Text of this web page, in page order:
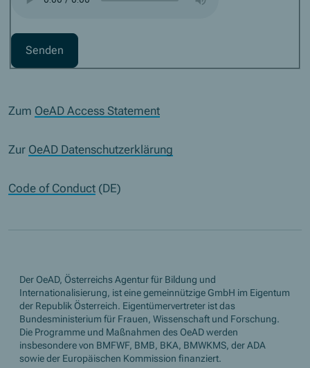
Zum OeAD Access Statement
Zur OeAD Datenschutzerklärung
Code of Conduct (DE)
Der OeAD, Österreichs Agentur für Bildung und
Internationalisierung, ist eine gemeinnützige GmbH im Eigentum
der Republik Österreich. Eigentümervertreter ist das
Bundesministerium für Frauen, Wissenschaft und Forschung.
Die Programme und Maßnahmen des OeAD werden
insbesondere von BMFWF, BMB, BKA, BMWKMS, der ADA
sowie der Europäischen Kommission finanziert.